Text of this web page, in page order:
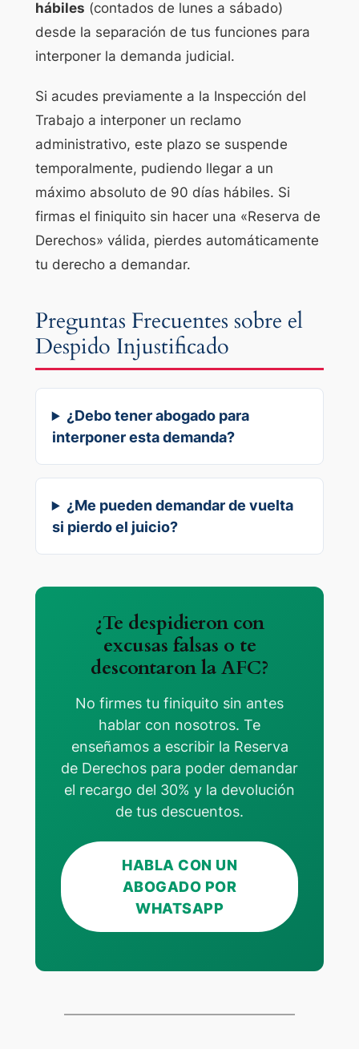
hábiles (contados de lunes a sábado)
desde la separación de tus funciones para
interponer la demanda judicial.
Si acudes previamente a la Inspección del
Trabajo a interponer un reclamo
administrativo, este plazo se suspende
temporalmente, pudiendo llegar a un
máximo absoluto de 90 días hábiles. Si
firmas el finiquito sin hacer una «Reserva de
Derechos» válida, pierdes automáticamente
tu derecho a demandar.
Preguntas Frecuentes sobre el
Despido Injustificado
¿Debo tener abogado para
interponer esta demanda?
¿Me pueden demandar de vuelta
si pierdo el juicio?
¿Te despidieron con
excusas falsas o te
descontaron la AFC?
No firmes tu finiquito sin antes
hablar con nosotros. Te
enseñamos a escribir la Reserva
de Derechos para poder demandar
el recargo del 30% y la devolución
de tus descuentos.
HABLA CON UN
ABOGADO POR
WHATSAPP